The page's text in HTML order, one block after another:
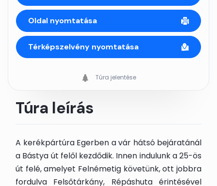
Oldal nyomtatása
Térképszelvény nyomtatása
Túra jelentése
Túra leírás
A kerékpártúra Egerben a vár hátsó bejáratánál
a Bástya út felől kezdődik. Innen indulunk a 25-ös
út felé, amelyet Felnémetig követünk, ott jobbra
fordulva Felsőtárkány, Répáshuta érintésével